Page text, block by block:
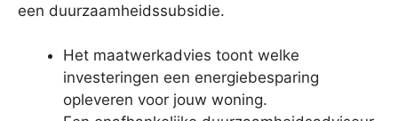
een duurzaamheidssubsidie.
Het maatwerkadvies toont welke
investeringen een energiebesparing
opleveren voor jouw woning.